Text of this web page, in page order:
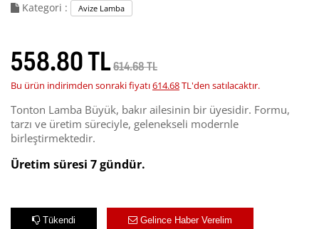
Kategori : Avize Lamba
558.80 TL614.68 TL
Bu ürün indirimden sonraki fiyatı614.68TL'den satılacaktır.
Tonton Lamba Büyük, bakır ailesinin bir üyesidir. Formu,
tarzı ve üretim süreciyle, gelenekseli modernle
birleştirmektedir.
Üretim süresi 7 gündür.
Tükendi Gelince Haber Verelim